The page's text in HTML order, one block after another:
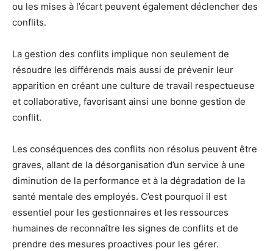
ou les mises à l’écart peuvent également déclencher des
conflits.
La gestion des conflits implique non seulement de
résoudre les différends mais aussi de prévenir leur
apparition en créant une culture de travail respectueuse
et collaborative, favorisant ainsi une bonne gestion de
conflit.
Les conséquences des conflits non résolus peuvent être
graves, allant de la désorganisation d’un service à une
diminution de la performance et à la dégradation de la
santé mentale des employés. C’est pourquoi il est
essentiel pour les gestionnaires et les ressources
humaines de reconnaître les signes de conflits et de
prendre des mesures proactives pour les gérer.